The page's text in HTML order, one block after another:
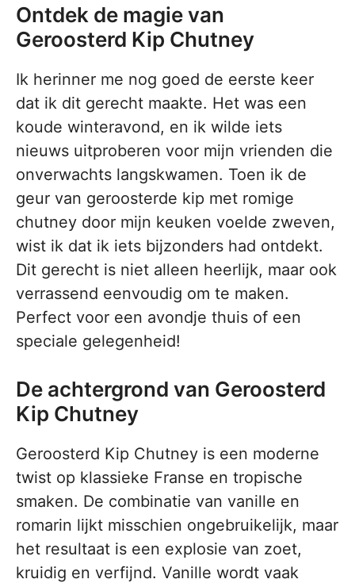
Ontdek de magie van
Geroosterd Kip Chutney
Ik herinner me nog goed de eerste keer
dat ik dit gerecht maakte. Het was een
koude winteravond, en ik wilde iets
nieuws uitproberen voor mijn vrienden die
onverwachts langskwamen. Toen ik de
geur van geroosterde kip met romige
chutney door mijn keuken voelde zweven,
wist ik dat ik iets bijzonders had ontdekt.
Dit gerecht is niet alleen heerlijk, maar ook
verrassend eenvoudig om te maken.
Perfect voor een avondje thuis of een
speciale gelegenheid!
De achtergrond van Geroosterd
Kip Chutney
Geroosterd Kip Chutney is een moderne
twist op klassieke Franse en tropische
smaken. De combinatie van vanille en
romarin lijkt misschien ongebruikelijk, maar
het resultaat is een explosie van zoet,
kruidig en verfijnd. Vanille wordt vaak